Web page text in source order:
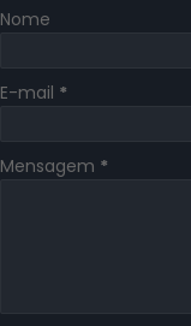
Nome
E-mail *
Mensagem *